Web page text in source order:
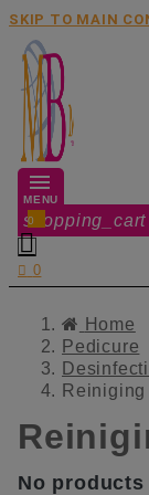
SKIP TO MAIN
MENU
shopping_cart
0

 0
Home
Pedicure
No